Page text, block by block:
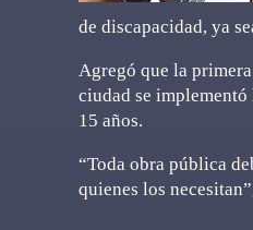
de discapacidad, ya
Agregó que la
ciudad se implementó
15 años.
“Toda obra pública
quienes los